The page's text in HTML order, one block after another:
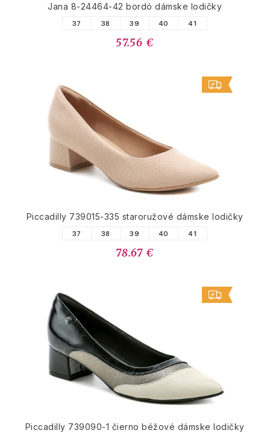
Jana 8-24464-42 bordó dámske lodičky
37 38 39 40 41
57.56 €
Piccadilly 739015-335 staroružové dámske lodičky
37 38 39 40 41
78.67 €
Piccadilly 739090-1 čierno béžové dámske lodičky